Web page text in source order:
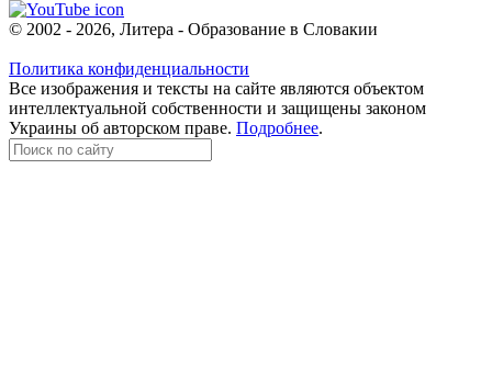
© 2002 - 2026, Литера - Образование в Словакии
Политика конфиденциальности
Все изображения и тексты на сайте являются объектом
интеллектуальной собственности и защищены законом
Украины об авторском праве. Подробнее.